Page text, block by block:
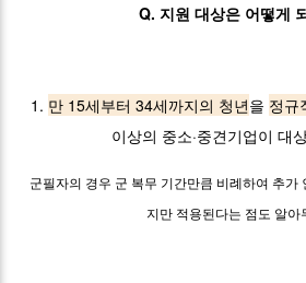
Q. 지원 대상은 어떻게
1. 만 15세부터 34세까지의 청년을 정규
이상의 중소·중견기업이 대
군필자의 경우 군 복무 기간만큼 비례하여 추가
지만 적용된다는 점도 알아